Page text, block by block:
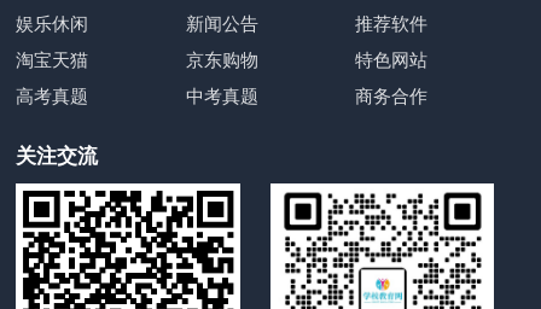
娱乐休闲
新闻公告
推荐软件
淘宝天猫
京东购物
特色网站
高考真题
中考真题 商务合作
关注交流